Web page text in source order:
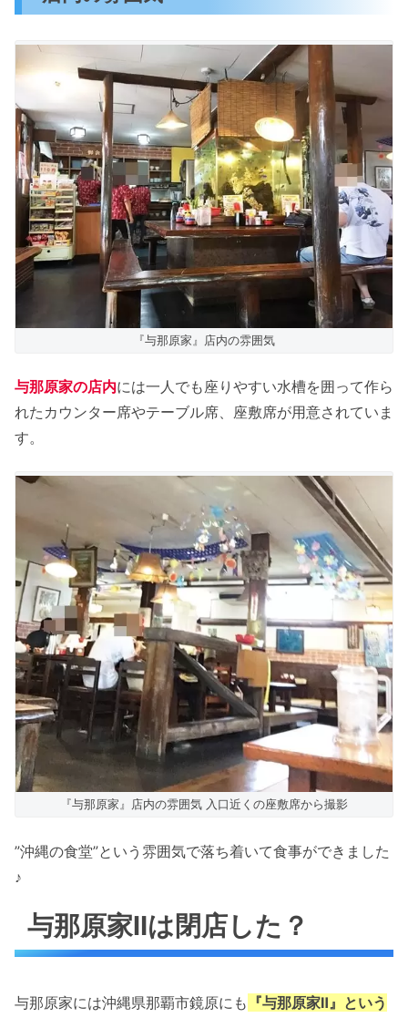
『与那原家』店内の雰囲気
与那原家の店内には一人でも座りやすい水槽を囲って作ら
れたカウンター席やテーブル席、座敷席が用意されていま
す。
『与那原家』店内の雰囲気 入口近くの座敷席から撮影
”沖縄の食堂”という雰囲気で落ち着いて食事ができました
♪
与那原家Ⅱは閉店した？
与那原家には沖縄県那覇市鏡原にも 『与那原家Ⅱ』という